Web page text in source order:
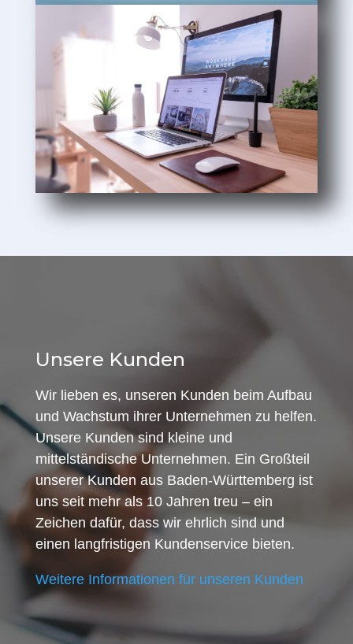
Unsere Kunden
Wir lieben es, unseren Kunden beim Aufbau
und Wachstum ihrer Unternehmen zu helfen.
Unsere Kunden sind kleine und
mittelständische Unternehmen. Ein Großteil
unserer Kunden aus Baden-Württemberg ist
uns seit mehr als 10 Jahren treu – ein
Zeichen dafür, dass wir ehrlich sind und
einen langfristigen Kundenservice bieten.
Weitere Informationen für unseren Kunden